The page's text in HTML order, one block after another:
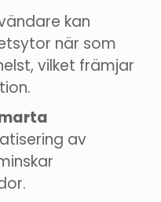
kan
när som
vilket främjar
av